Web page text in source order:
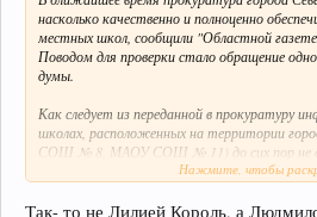
насколько качественно и полноценно
местных школ, сообщили "Областной
Поводом для проверки стало обращение
думы.
Как следует из переданной в прокуратуру
школах, расположенных на территории
СОШ № 8, МАОУ СОШ № 11) до сих пор не
- Это негативно влияет на здоровье детей,
Нажмите, чтобы
Так- то не Лилией Король, а